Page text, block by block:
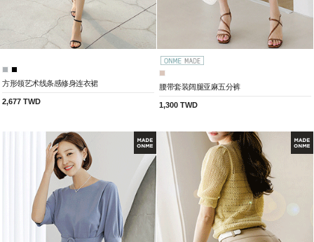
方形领艺术线条感修身连衣裙
2,677 TWD
腰带套装阔腿亚麻五分裤
1,300 TWD